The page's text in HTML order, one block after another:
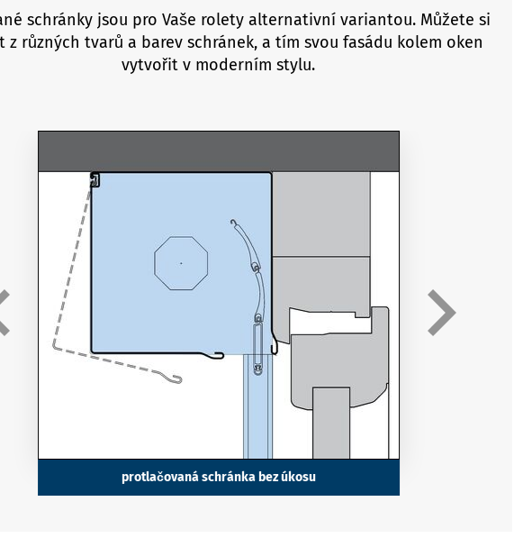
schránky jsou pro Vaše rolety alternativní variantou. Můžete si
z různých tvarů a barev schránek, a tím svou fasádu kolem oken
vytvořit v moderním stylu.
protlačovaná schránka bez úkosu